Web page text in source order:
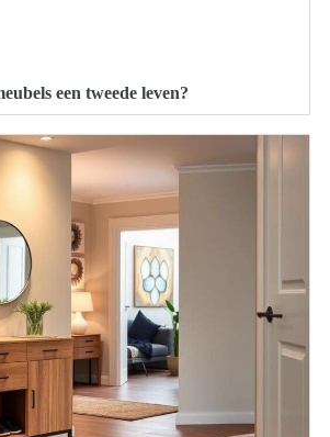
een tweede leven?